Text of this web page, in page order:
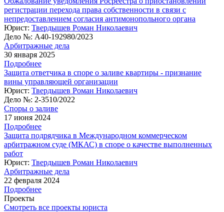
регистрации перехода права собственности в связи с
непредоставлением согласия антимонопольного органа
Юрист: Твердышев Роман Николаевич
Дело №: А40-192980/2023
Арбитражные дела
30 января 2025
Подробнее
Защита ответчика в споре о заливе квартиры - признание
вины управляющей организации
Юрист: Твердышев Роман Николаевич
Дело №: 2-3510/2022
Споры о заливе
17 июня 2024
Подробнее
Защита подрядчика в Международном коммерческом
арбитражном суде (МКАС) в споре о качестве выполненных
работ
Юрист: Твердышев Роман Николаевич
Арбитражные дела
22 февраля 2024
Подробнее
Проекты
Смотреть все проекты юриста